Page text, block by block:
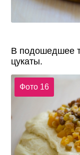
В подошедшее
цукаты.
Фото 16